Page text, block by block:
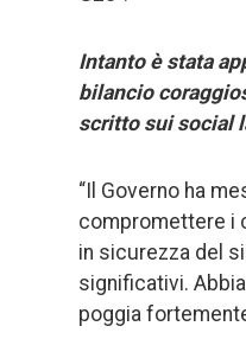
Intanto è stata
bilancio
scritto sui social
“Il Governo ha
compromettere i
in sicurezza del
significativi.
poggia